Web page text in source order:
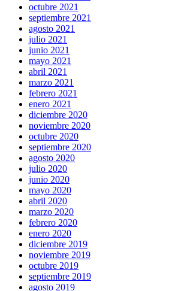
octubre 2021
septiembre 2021
agosto 2021
julio 2021
junio 2021
mayo 2021
abril 2021
marzo 2021
febrero 2021
enero 2021
diciembre 2020
noviembre 2020
octubre 2020
septiembre 2020
agosto 2020
julio 2020
junio 2020
mayo 2020
abril 2020
marzo 2020
febrero 2020
enero 2020
diciembre 2019
noviembre 2019
octubre 2019
septiembre 2019
agosto 2019